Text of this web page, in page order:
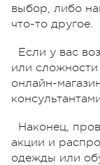
выбор, либо
что-то другое.
Если у вас
или
онлайн-
Наконец,
акции и
одежды или